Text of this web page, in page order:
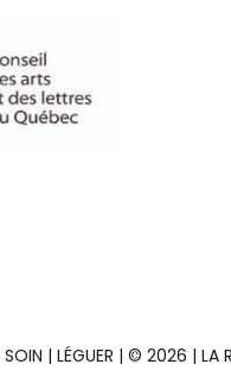
SOIN | LÉGUER | © 2026 | LA